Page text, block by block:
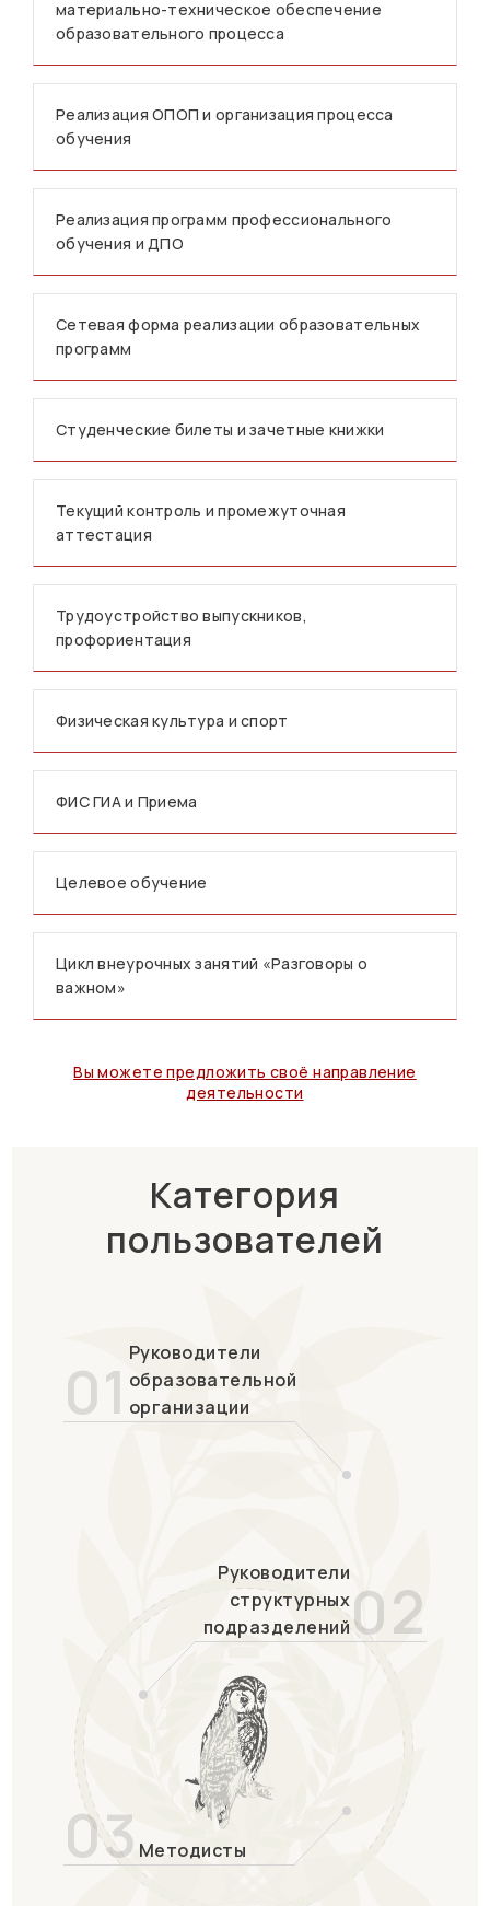
материально-техническое обеспечение
образовательного процесса
Реализация ОПОП и организация процесса
обучения
Реализация программ профессионального
обучения и ДПО
Сетевая форма реализации образовательных
программ
Студенческие билеты и зачетные книжки
Текущий контроль и промежуточная
аттестация
Трудоустройство выпускников,
профориентация
Физическая культура и спорт
ФИС ГИА и Приема
Целевое обучение
Цикл внеурочных занятий «Разговоры о
важном»
Вы можете предложить своё направление
деятельности
Категория
пользователей
01 Руководители
образовательной
организации
Руководители
структурных
подразделений02
03 Методисты